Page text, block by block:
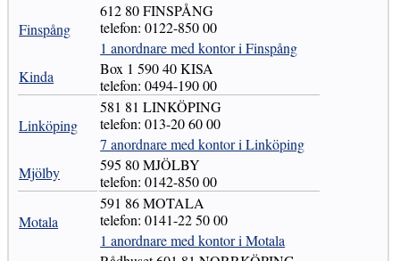
Finspång
612 80 FINSPÅNG
telefon: 0122-850 00
1 anordnare med kontor i Finspång
Kinda
Box 1 590 40 KISA
telefon: 0494-190 00
Linköping
581 81 LINKÖPING
telefon: 013-20 60 00
7 anordnare med kontor i Linköping
Mjölby
595 80 MJÖLBY
telefon: 0142-850 00
Motala
591 86 MOTALA
telefon: 0141-22 50 00
1 anordnare med kontor i Motala